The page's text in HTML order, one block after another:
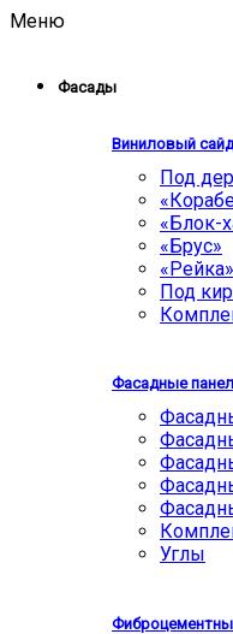
Меню
Фасады
Виниловый
Под
«Блок-
«Брус»
«Рейка»
Под
Фасадные
Углы